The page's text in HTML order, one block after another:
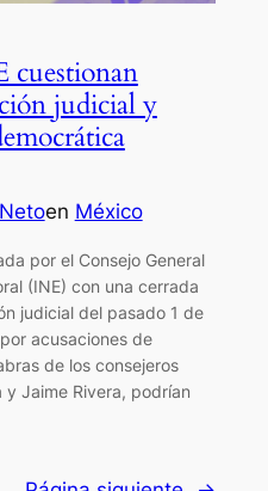
cuestionan
judicial y
en México
por el Consejo General
(INE) con una cerrada
judicial del pasado 1 de
acusaciones de
de los consejeros
Jaime Rivera, podrían